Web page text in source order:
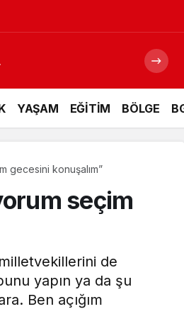
YAŞAM EĞİTİM BÖLGE
gecesini konuşalım”
seçim
de
yapın ya da şu
Ben açığım